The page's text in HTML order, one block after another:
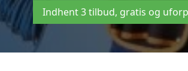
Indhent 3 tilbud, gratis og